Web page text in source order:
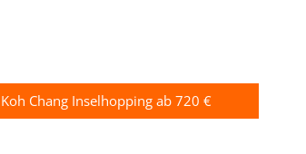
Koh Chang Inselhopping ab 720 €